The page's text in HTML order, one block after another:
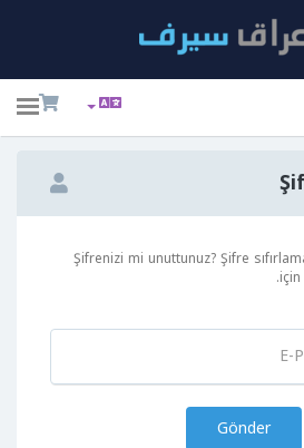
Şifrenizi mi unuttunuz? Şifre
Gönder